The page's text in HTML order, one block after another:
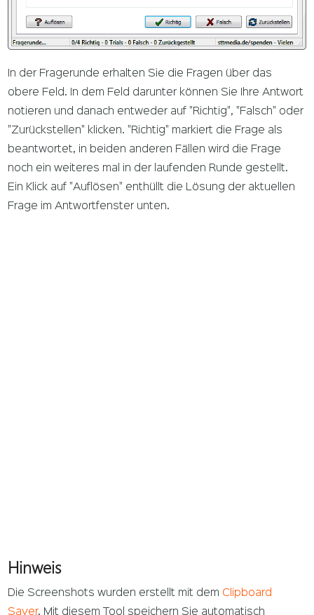
In der Fragerunde erhalten Sie die Fragen über das
obere Feld. In dem Feld darunter können Sie Ihre Antwort
notieren und danach entweder auf "Richtig", "Falsch" oder
"Zurückstellen" klicken. "Richtig" markiert die Frage als
beantwortet, in beiden anderen Fällen wird die Frage
noch ein weiteres mal in der laufenden Runde gestellt.
Ein Klick auf "Auflösen" enthüllt die Lösung der aktuellen
Frage im Antwortfenster unten.
Hinweis
Die Screenshots wurden erstellt mit dem Clipboard
Saver. Mit diesem Tool speichern Sie automatisch